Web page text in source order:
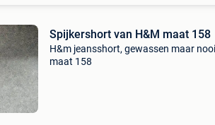
Spijkershort van H&M maat 158
H&m jeansshort, gewassen maar
maat 158